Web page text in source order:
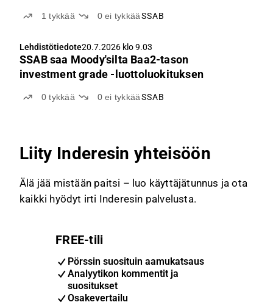
1tykkää 0ei tykkääSSAB
Lehdistötiedote20.7.2026 klo 9.03
SSAB saa Moody'silta Baa2-tason
investment grade -luottoluokituksen
0tykkää 0ei tykkääSSAB
Liity Inderesin yhteisöön
Älä jää mistään paitsi – luo käyttäjätunnus ja ota
kaikki hyödyt irti Inderesin palvelusta.
FREE-tili
Pörssin suosituin aamukatsaus
Analyytikon kommentit ja
suositukset
Osakevertailu